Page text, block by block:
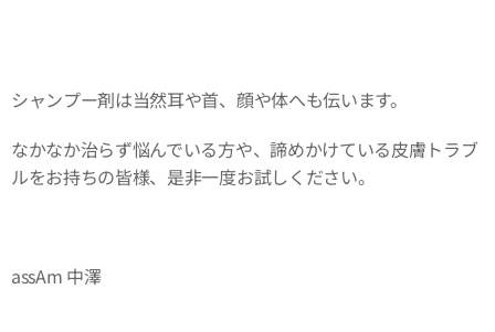
シャンプー剤は当然耳や首、顔や体へも伝います。
なかなか治らず悩んでいる方や、諦めかけている皮膚トラブ
ルをお持ちの皆様、是非一度お試しください。
assAm 中澤